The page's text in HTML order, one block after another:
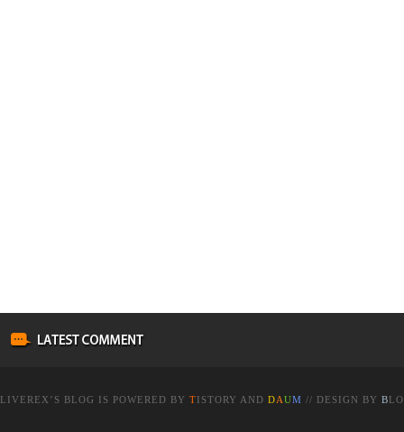
LIVEREX ’S BLOG IS POWERED BY TISTORY AND DAUM // DESIGN BY B